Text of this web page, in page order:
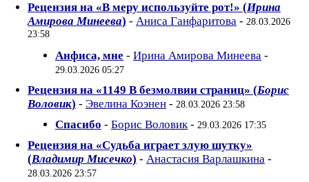
Рецензия на «В меру используйте рот!» (Ирина
Амирова Минеева) - Аниса Ганфаритова - 28.03.2026
23:58
Анфиса, мне - Ирина Амирова Минеева -
29.03.2026 05:27
Рецензия на «1149 В безмолвии страниц» (Борис
Воловик) - Эвелина Коэнен - 28.03.2026 23:58
Спасибо - Борис Воловик- 29.03.2026 17:35
Рецензия на «Судьба играет злую шутку»
(Владимир Мисечко) - Анастасия Варлашкина -
28.03.2026 23:57